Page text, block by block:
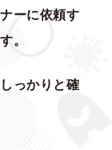
ーに依頼す
。
っかりと確